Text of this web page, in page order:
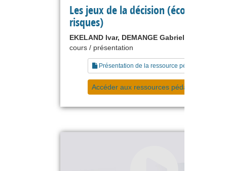
Les jeux de la décision (économie et
risques)
EKELAND Ivar, DEMANGE Gabrielle
cours / présentation
Présentation de la ressource pédagogique
Accéder aux ressources pédagogiques